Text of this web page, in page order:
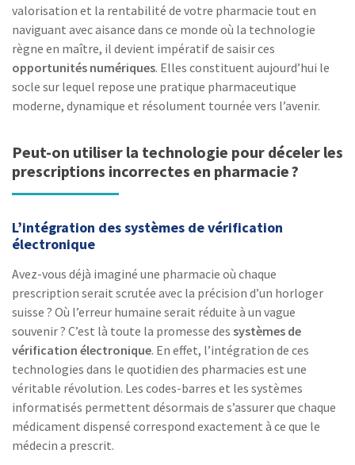
valorisation et la rentabilité de votre pharmacie tout en
naviguant avec aisance dans ce monde où la technologie
règne en maître, il devient impératif de saisir ces
opportunités numériques. Elles constituent aujourd’hui le
socle sur lequel repose une pratique pharmaceutique
moderne, dynamique et résolument tournée vers l’avenir.
Peut-on utiliser la technologie pour déceler les
prescriptions incorrectes en pharmacie ?
L’intégration des systèmes de vérification
électronique
Avez-vous déjà imaginé une pharmacie où chaque
prescription serait scrutée avec la précision d’un horloger
suisse ? Où l’erreur humaine serait réduite à un vague
souvenir ? C’est là toute la promesse des systèmes de
vérification électronique. En effet, l’intégration de ces
technologies dans le quotidien des pharmacies est une
véritable révolution. Les codes-barres et les systèmes
informatisés permettent désormais de s’assurer que chaque
médicament dispensé correspond exactement à ce que le
médecin a prescrit.